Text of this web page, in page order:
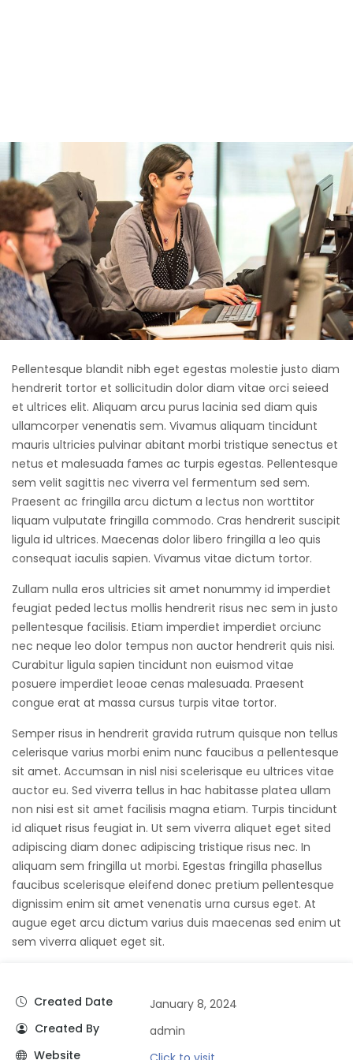
Pellentesque blandit nibh eget egestas molestie justo diam
hendrerit tortor et sollicitudin dolor diam vitae orci seieed
et ultrices elit. Aliquam arcu purus lacinia sed diam quis
ullamcorper venenatis sem. Vivamus aliquam tincidunt
mauris ultricies pulvinar abitant morbi tristique senectus et
netus et malesuada fames ac turpis egestas. Pellentesque
sem velit sagittis nec viverra vel fermentum sed sem.
Praesent ac fringilla arcu dictum a lectus non worttitor
liquam vulputate fringilla commodo. Cras hendrerit suscipit
ligula id ultrices. Maecenas dolor libero fringilla a leo quis
consequat iaculis sapien. Vivamus vitae dictum tortor.
Zullam nulla eros ultricies sit amet nonummy id imperdiet
feugiat peded lectus mollis hendrerit risus nec sem in justo
pellentesque facilisis. Etiam imperdiet imperdiet orciunc
nec neque leo dolor tempus non auctor hendrerit quis nisi.
Curabitur ligula sapien tincidunt non euismod vitae
posuere imperdiet leoae cenas malesuada. Praesent
congue erat at massa cursus turpis vitae tortor.
Semper risus in hendrerit gravida rutrum quisque non tellus
celerisque varius morbi enim nunc faucibus a pellentesque
sit amet. Accumsan in nisl nisi scelerisque eu ultrices vitae
auctor eu. Sed viverra tellus in hac habitasse platea ullam
non nisi est sit amet facilisis magna etiam. Turpis tincidunt
id aliquet risus feugiat in. Ut sem viverra aliquet eget sited
adipiscing diam donec adipiscing tristique risus nec. In
aliquam sem fringilla ut morbi. Egestas fringilla phasellus
faucibus scelerisque eleifend donec pretium pellentesque
dignissim enim sit amet venenatis urna cursus eget. At
augue eget arcu dictum varius duis maecenas sed enim ut
sem viverra aliquet eget sit.
Created Date
January 8, 2024
Created By
admin
Website